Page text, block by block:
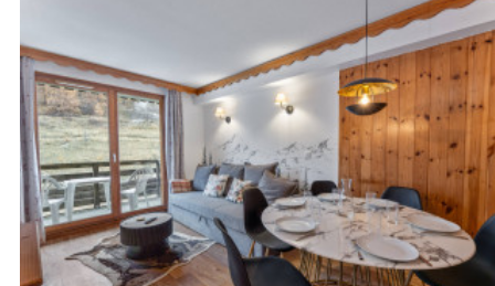
Les Orres 1650 centre station
Les Orres 1800 Bois Méan
Les Orres et ses hameaux
VISUALISER LE PLAN DES ORRES
BONS PLANS ACTIVITÉS
Carte Multi activités
Forfaits remontées mécaniques VTT